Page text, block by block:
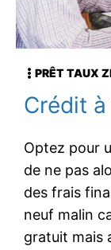
PRÊT TAUX
Crédit
Optez pour
de ne pas
des frais
neuf malin
gratuit mais